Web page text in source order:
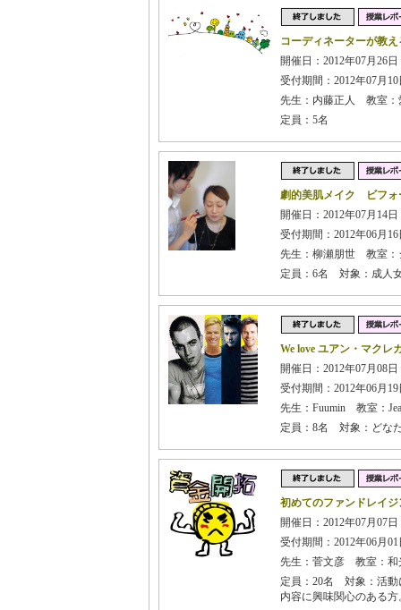
コーディネーターが教
開催日：2012年07月26
受付期間：2012年07月
先生：内藤正人 教室：
定員：5名
劇的美肌メイク ビフォ
開催日：2012年07月14
受付期間：2012年06月
先生：柳瀬朋世 教室
定員：6名 対象：成人
We love ユアン・マクレ
開催日：2012年07月08
受付期間：2012年06月
先生：Fuumin 教室：
定員：8名 対象：どな
初めてのファンドレイジ
開催日：2012年07月07
受付期間：2012年06月
先生：菅文彦 教室：和
定員：20名 対象：活動
内容に興味関心のある